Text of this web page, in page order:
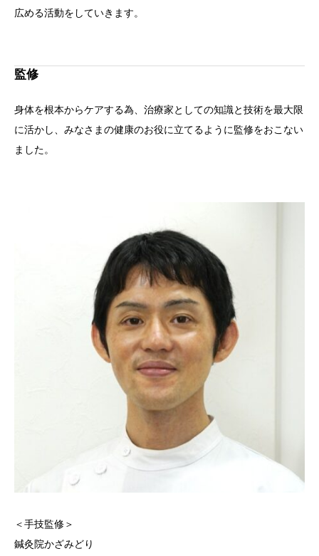
広める活動をしていきます。
監修
身体を根本からケアする為、治療家としての知識と技術を最大限
に活かし、みなさまの健康のお役に立てるように監修をおこない
ました。
＜手技監修＞
鍼灸院かざみどり